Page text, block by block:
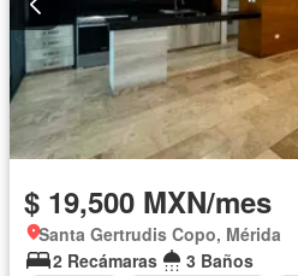
$ 19,500 MXN/mes
Santa Gertrudis Copo, Mérida
2 Recámaras
3 Baños